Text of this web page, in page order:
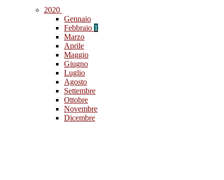
2020
Gennaio
Febbraio 1
Marzo
Aprile
Maggio
Giugno
Luglio
Agosto
Settembre
Ottobre
Novembre
Dicembre